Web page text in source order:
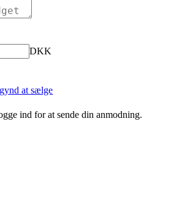
DKK
at sælge
ind for at sende din anmodning.